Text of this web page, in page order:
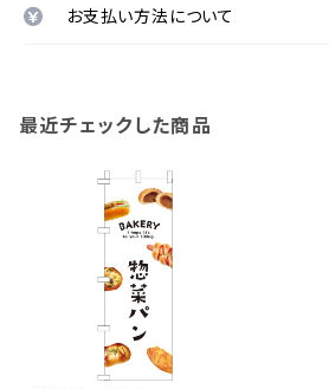
お支払い方法について
最近チェックした商品